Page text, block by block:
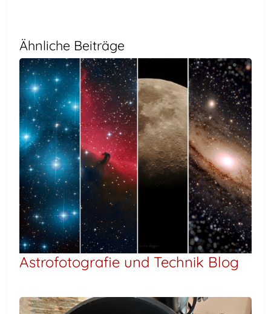
Ähnliche Beiträge
Astrofotografie und Technik Blog